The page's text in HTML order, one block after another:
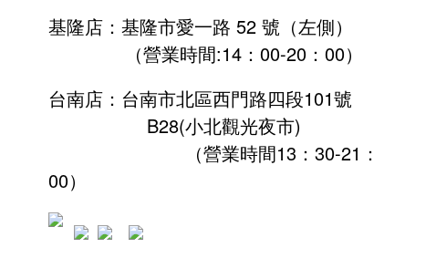
基隆店：基隆市愛一路 52 號（左側）
（營業時間:14：00-20：00）
台南店：台南市北區西門路四段101號
B28(小北觀光夜市)
（營業時間13：30-21：
00）